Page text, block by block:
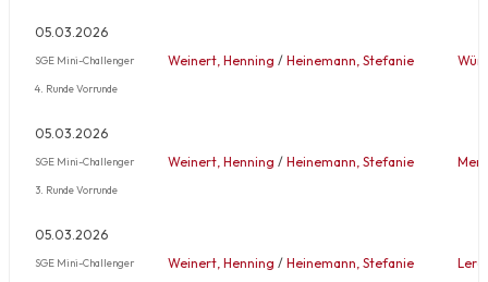
05.03.2026
SGE Mini-Challenger
4. Runde Vorrunde
Weinert, Henning / Heinemann, Stefanie
05.03.2026
SGE Mini-Challenger
3. Runde Vorrunde
Weinert, Henning / Heinemann, Stefanie
05.03.2026
SGE Mini-Challenger Weinert, Henning / Heinemann, Stefanie